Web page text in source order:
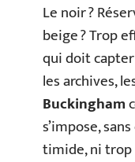
Le noir ?
beige ? Trop
qui doit
les archives,
Buckingham
s’impose,
timide, ni trop